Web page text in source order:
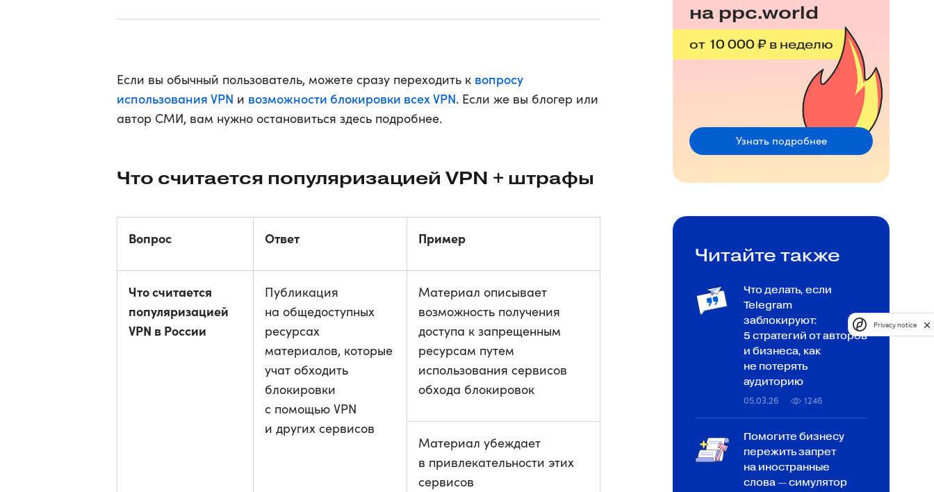
Если вы обычный пользователь, можете сразу переходить к вопросу
использования VPN и возможности блокировки всех VPN. Если же вы блогер или
автор СМИ, вам нужно остановиться здесь подробнее.
Что считается популяризацией VPN + штрафы
Вопрос Ответ Пример
Что считается
популяризацией
VPN в России
Публикация
на общедоступных
ресурсах
материалов, которые
учат обходить
блокировки
с помощью VPN
и других сервисов
Материал описывает
возможность получения
доступа к запрещенным
ресурсам путем
использования сервисов
обхода блокировок
Материал убеждает
в привлекательности этих
сервисов
на ppc.world
от 10 000 ₽ в неделю
Узнать подробнее
Читайте также
Что делать, если
Telegram
заблокируют:
5 стратегий от авторов
и бизнеса, как
не потерять
аудиторию
05.03.26 1246
Помогите бизнесу
пережить запрет
на иностранные
слова — симулятор
Privacy notice